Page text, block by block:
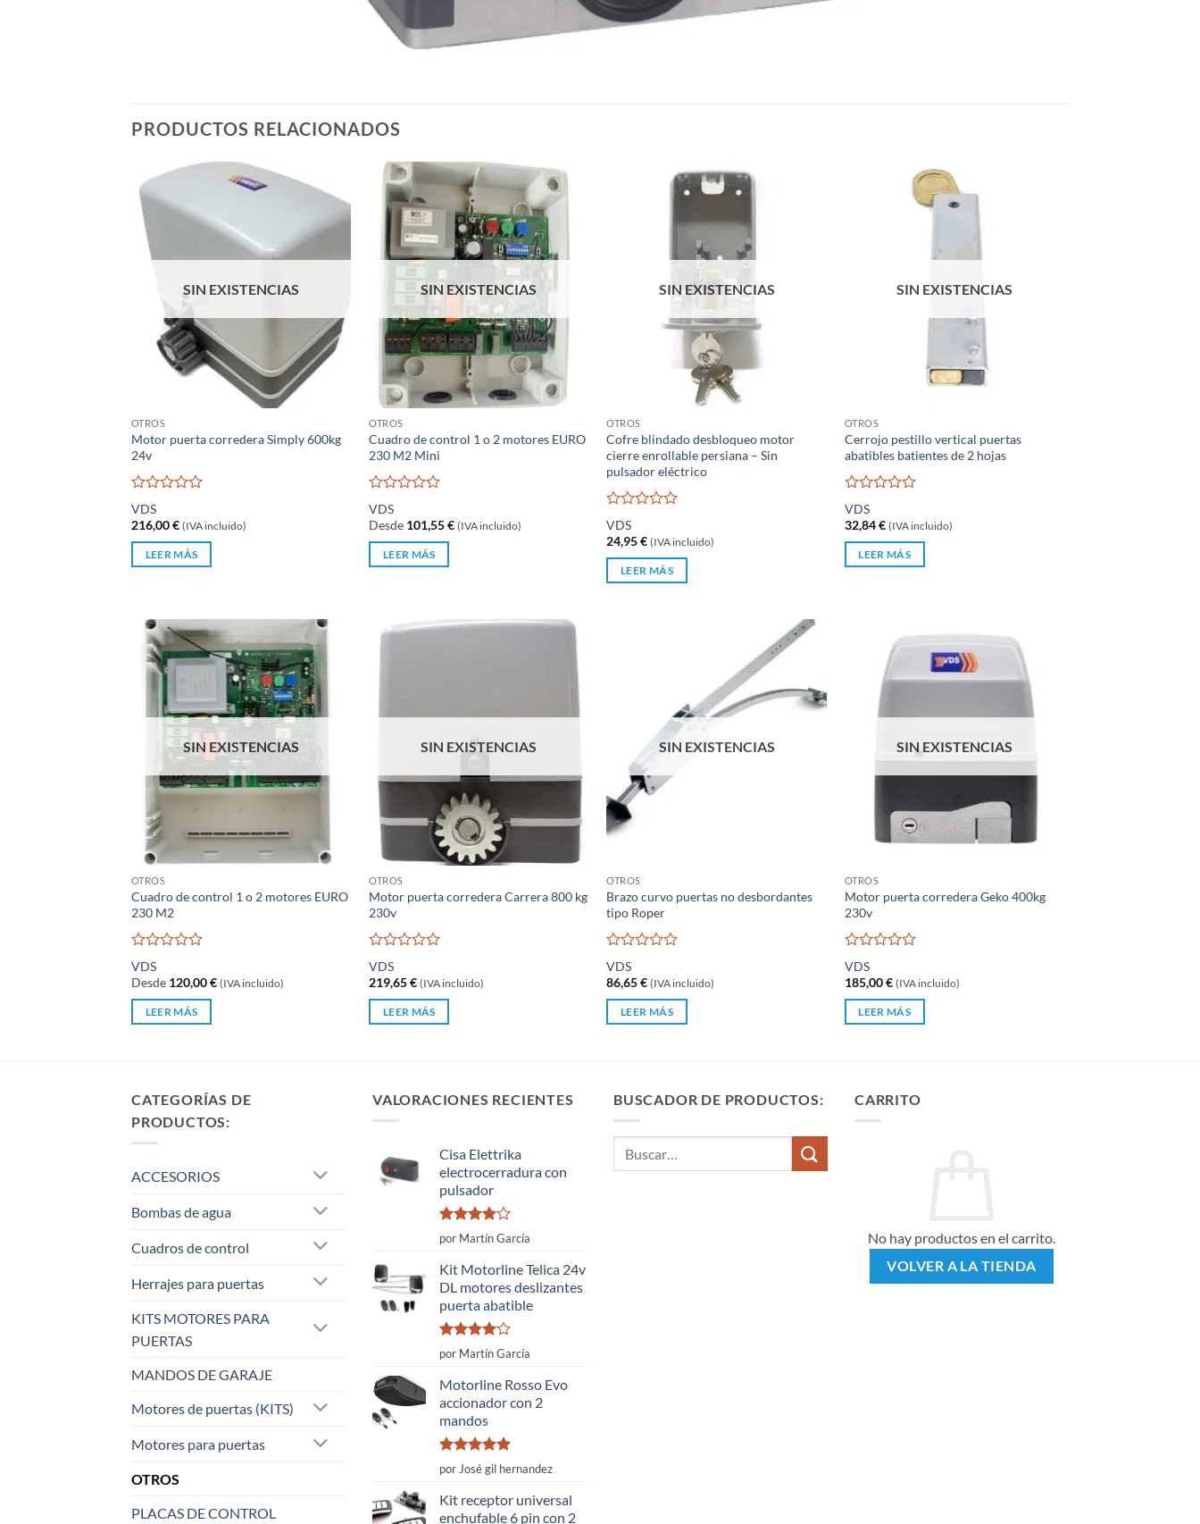
PRODUCTOS RELACIONADOS
SIN EXISTENCIAS
OTROS
Motor puerta corredera Simply 600kg
24v
Valorado
con
0
de
VDS
216,00€ (IVA incluido)
LEER MÁS
SIN EXISTENCIAS
OTROS
Cuadro de control 1 o 2 motores EURO
230 M2 Mini
Valorado
con
0
de
VDS
Desde 101,55€ (IVA incluido)
LEER MÁS
SIN EXISTENCIAS
OTROS
Cofre blindado desbloqueo motor
cierre enrollable persiana – Sin
pulsador eléctrico
Valorado
con
0
de
VDS
24,95€ (IVA incluido)
LEER MÁS
SIN EXISTENCIAS
OTROS
Cerrojo pestillo vertical puertas
abatibles batientes de 2 hojas
Valorado
con
0
de
VDS
32,84€ (IVA incluido)
LEER MÁS
SIN EXISTENCIAS
OTROS
Cuadro de control 1 o 2 motores EURO
230 M2
Valorado
con
0
de
VDS
Desde 120,00€ (IVA incluido)
LEER MÁS
SIN EXISTENCIAS
OTROS
Motor puerta corredera Carrera 800 kg
230v
Valorado
con
0
de
VDS
219,65€ (IVA incluido)
LEER MÁS
SIN EXISTENCIAS
OTROS
Brazo curvo puertas no desbordantes
tipo Roper
Valorado
con
0
de
VDS
86,65€ (IVA incluido)
LEER MÁS
SIN EXISTENCIAS
OTROS
Motor puerta corredera Geko 400kg
230v
Valorado
con
0
de
VDS
185,00€ (IVA incluido)
LEER MÁS
CATEGORÍAS DE
PRODUCTOS:
ACCESORIOS
Bombas de agua
Cuadros de control
Herrajes para puertas
KITS MOTORES PARA
PUERTAS
MANDOS DE GARAJE
Motores de puertas (KITS)
Motores para puertas
OTROS
PLACAS DE CONTROL
VALORACIONES RECIENTES
Cisa Elettrika
electrocerradura con
pulsador
Valorado
con
5
por Martín García
Kit Motorline Telica 24v
DL motores deslizantes
puerta abatible
Valorado
con
5
por Martín García
Motorline Rosso Evo
accionador con 2
mandos
Valorado
con
de 5
por José gil hernandez
Kit receptor universal
enchufable 6 pin con 2
BUSCADOR DE PRODUCTOS:
Buscar
por:
CARRITO
No hay productos en el carrito.
VOLVER A LA TIENDA